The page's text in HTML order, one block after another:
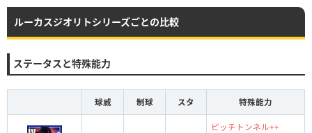
ルーカスジオリトシリーズごとの比較
ステータスと特殊能力
球威 制球 スタ 特殊能力
ピッチトンネル++